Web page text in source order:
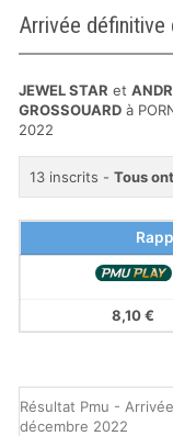
JEWEL STAR et
GROSSOUARD à
2022
13 inscrits - Tous
8,10 €
Résultat Pmu - Arrivée
décembre 2022